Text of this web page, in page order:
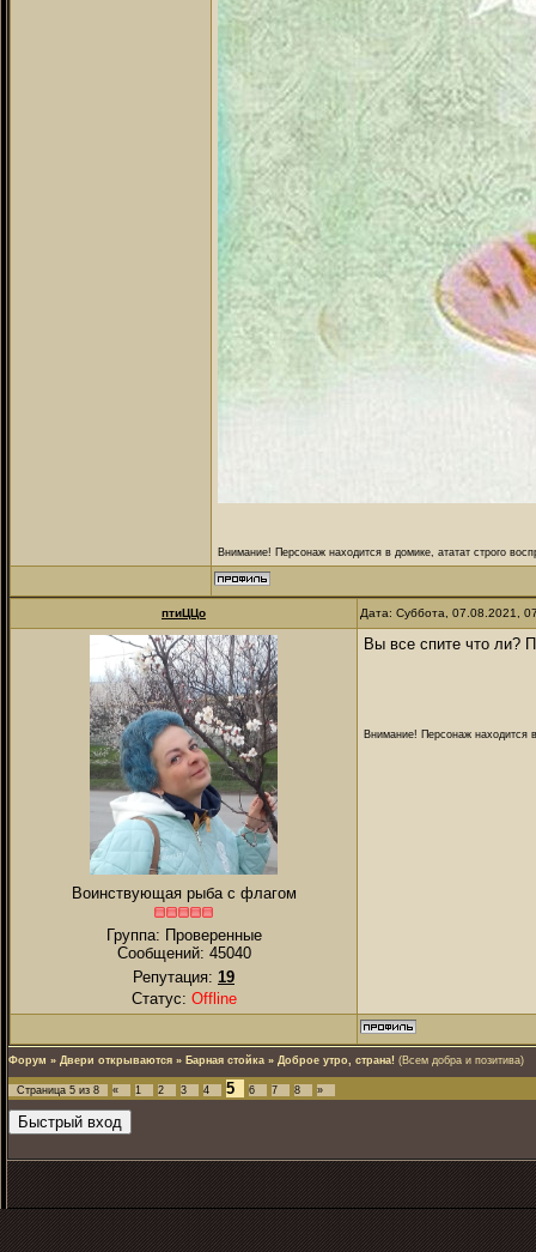
Внимание! Персонаж находится в домике, ататат строго
птиЦЦо Дата: Суббота, 07.08.2021,
Воинствующая рыба с флагом
Группа: Проверенные
Сообщений: 45040
Репутация: 19
Статус: Offline
Вы все спите что ли?
Внимание! Персонаж находится
Форум » Двери открываются » Барная стойка » Доброе утро, страна! (Всем добра и позитива)
Страница 5 из 8 « 1 2 3 4 5 6 7 8 »